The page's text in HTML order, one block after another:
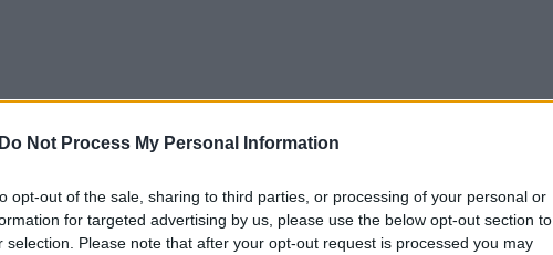
Do Not Process My Personal Information
opt-out of the sale, sharing to third parties, or processing of your personal or
for targeted advertising by us, please use the below opt-out section to
selection. Please note that after your opt-out request is processed you may